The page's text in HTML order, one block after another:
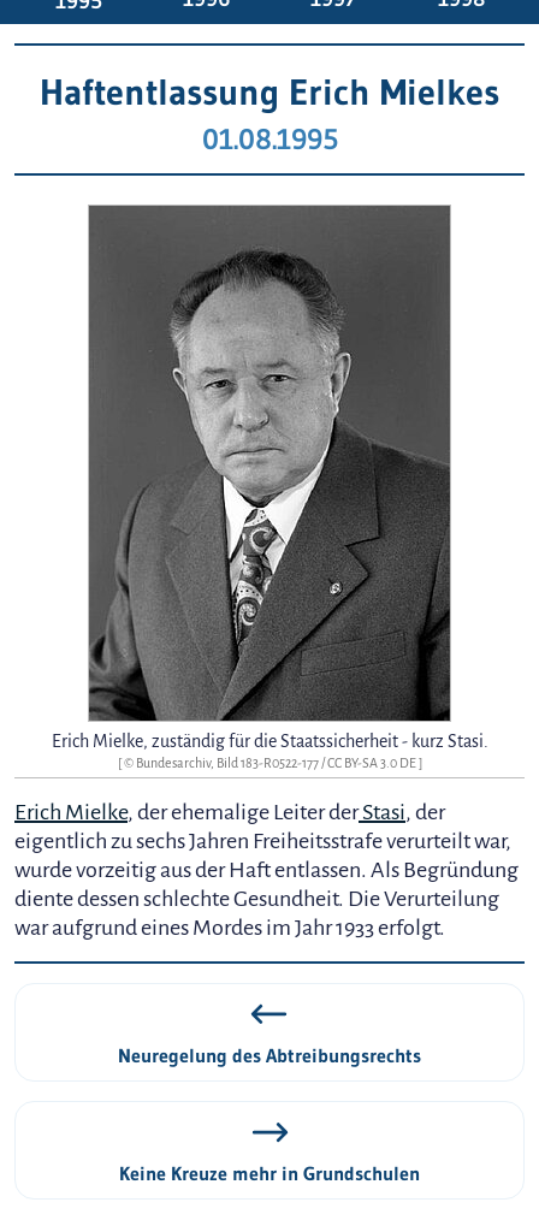
Haftentlassung Erich Mielkes
01.08.1995
Erich Mielke, zuständig für die Staatssicherheit - kurz Stasi.
[ © Bundesarchiv, Bild 183-R0522-177 /CC BY-SA 3.0 DE]
Erich Mielke, der ehemalige Leiter derStasi, der
eigentlich zu sechs Jahren Freiheitsstrafe verurteilt war,
wurde vorzeitig aus der Haft entlassen. Als Begründung
diente dessen schlechte Gesundheit. Die Verurteilung
war aufgrund eines Mordes im Jahr 1933 erfolgt.
Neuregelung des Abtreibungsrechts
Keine Kreuze mehr in Grundschulen